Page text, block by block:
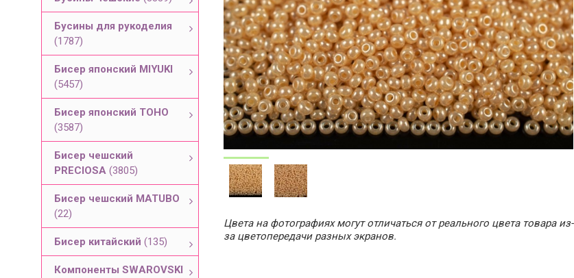
Бусины для рукоделия
(1787)
Бисер японский MIYUKI
(5457)
Бисер японский TOHO
(3587)
Бисер чешский
PRECIOSA (3805)
Бисер чешский MATUBO
(22)
Бисер китайский (135)
Компоненты SWAROVSKI
Цвета на фотографиях могут отличаться от реального цвета товара из-
за цветопередачи разных экранов.